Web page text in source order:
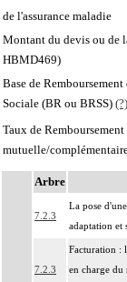
de l'assurance maladie
Montant du devis ou de
HBMD469)
Base de
Sociale (BR ou BRSS) (?)
Taux de
mutuelle/
Arbre
7.2.3
La pose
adaptation et
7.2.3
Facturation :
en charge du